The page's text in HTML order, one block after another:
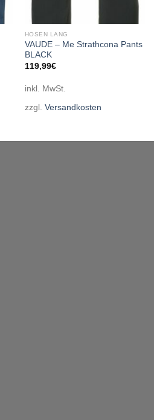
HOSEN LANG
VAUDE – Me Strathcona Pants
BLACK
119,99€
inkl. MwSt.
zzgl. Versandkosten